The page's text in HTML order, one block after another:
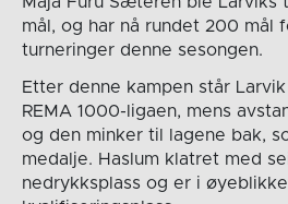
mål, og har nå rundet 200 mål
turneringer denne sesongen.
Etter denne kampen står
REMA 1000-ligaen, mens
og den minker til lagene bak,
medalje. Haslum klatret med
nedrykksplass og er i